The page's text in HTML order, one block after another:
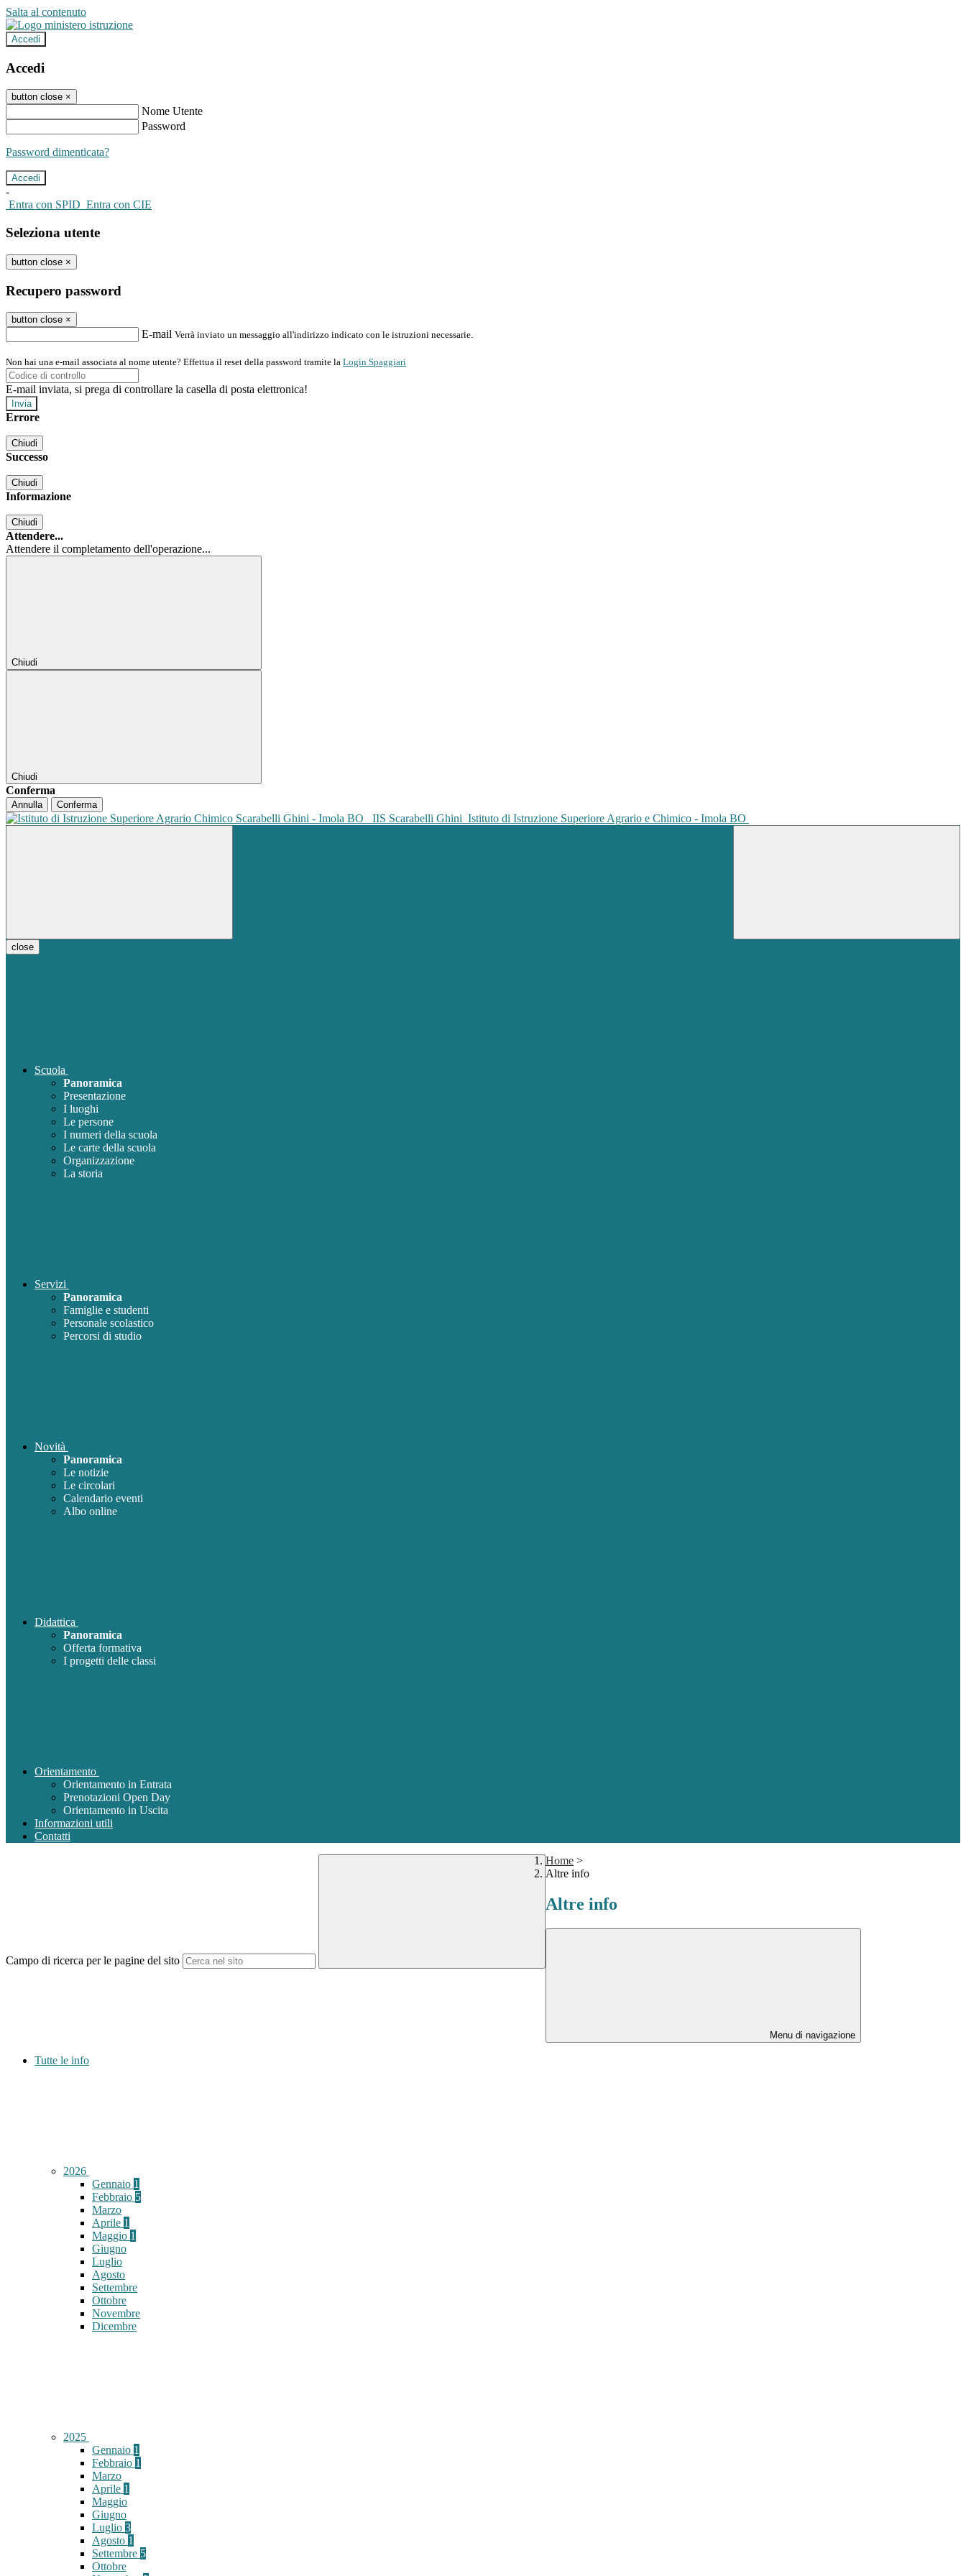
Salta al contenuto
Accedi
Accedi
button close ×
Nome Utente
Password
Password dimenticata?
-
Entra con SPID Entra con CIE
Seleziona utente
button close ×
Recupero password
button close ×
E-mail Verrà inviato un messaggio all'indirizzo indicato con le istruzioni necessarie.
Non hai una e-mail associata al nome utente? Effettua il reset della password tramite la Login Spaggiari
E-mail inviata, si prega di controllare la casella di posta elettronica!
Errore
Chiudi
Successo
Chiudi
Informazione
Chiudi
Attendere...
Attendere il completamento dell'operazione...
Chiudi
Chiudi
Conferma
Annulla Conferma
IIS Scarabelli Ghini Istituto di Istruzione Superiore Agrario e Chimico - Imola BO
close
Scuola
Panoramica
Presentazione
I luoghi
Le persone
I numeri della scuola
Le carte della scuola
Organizzazione
La storia
Servizi
Panoramica
Famiglie e studenti
Personale scolastico
Percorsi di studio
Novità
Panoramica
Le notizie
Le circolari
Calendario eventi
Albo online
Didattica
Panoramica
Offerta formativa
I progetti delle classi
Orientamento
Orientamento in Entrata
Prenotazioni Open Day
Orientamento in Uscita
Informazioni utili
Contatti
Campo di ricerca per le pagine del sito
Home >
Altre info
Altre info
Menu di navigazione
Tutte le info
2026
Gennaio 1
Febbraio 5
Marzo
Aprile 1
Maggio 1
Giugno
Luglio
Agosto
Settembre
Ottobre
Novembre
Dicembre
2025
Gennaio 1
Febbraio 1
Marzo
Aprile 1
Maggio
Giugno
Luglio 3
Agosto 1
Settembre 5
Ottobre